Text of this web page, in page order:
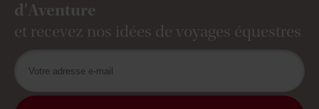
d'Aventure
et recevez nos idées de voyages équestres